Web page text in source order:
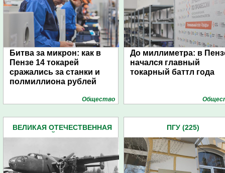
Битва за микрон: как в
Пензе 14 токарей
сражались за станки и
полмиллиона рублей
Общество
До миллиметра: в
начался главный
токарный баттл года
ВЕЛИКАЯ ОТЕЧЕСТВЕННАЯ
ПГУ (225)